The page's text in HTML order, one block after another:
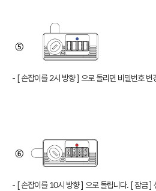
- [ 손잡이를 2시 방향 ] 으로 돌리면 비밀번호 변
- [ 손잡이를 10시 방향 ] 으로 돌립니다. [ 잠금 ]